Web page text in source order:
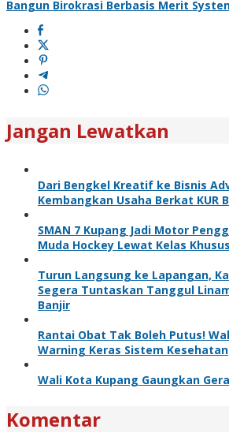
Bangun Birokrasi Berbasis Merit
Jangan Lewatkan
Dari Bengkel Kreatif ke Bisnis
Kembangkan Usaha Berkat KUR
SMAN 7 Kupang Jadi Motor
Muda Hockey Lewat Kelas Khusus
Turun Langsung ke Lapangan,
Segera Tuntaskan Tanggul
Banjir
Rantai Obat Tak Boleh Putus!
Warning Keras Sistem Kesehatan
Wali Kota Kupang Gaungkan
Komentar